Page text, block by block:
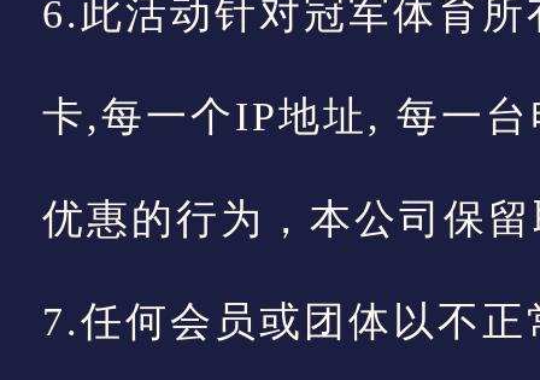
6.此活动针对冠军体育
卡,每一个IP地址, 每一
优惠的行为，本公司保
7.任何会员或团体以不